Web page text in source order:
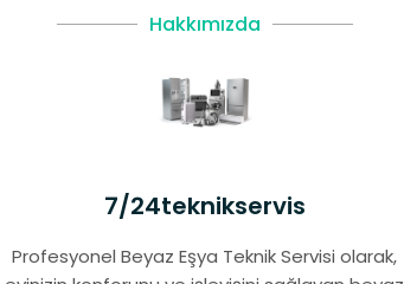
Hakkımızda
7/24teknikservis
Profesyonel Beyaz Eşya Teknik Servisi olarak,